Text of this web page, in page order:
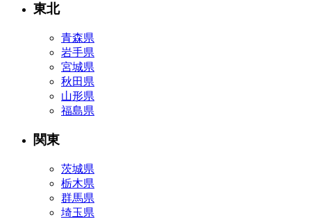
東北
青森県
岩手県
宮城県
秋田県
山形県
福島県
関東
茨城県
栃木県
群馬県
埼玉県